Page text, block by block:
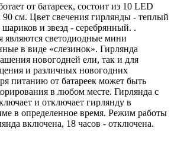
от батареек, состоит из 10 LED
см. Цвет свечения гирлянды - теплый
и звезд - серебрянный. .
являются светодиодные мини
в виде «слезинок». Гирлянда
новогодней ели, так и для
и различных новогодних
питанию от батареек может быть
в любом месте. Гирлянда с
и отключает гирлянду в
в определенное время. Режим работы
включена, 18 часов - отключена.